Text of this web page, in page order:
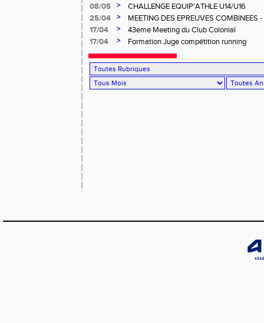
08/05
>
CHALLENGE EQUIP'ATHLE U14/U16
25/04
>
MEETING DES EPREUVES
Salée
17/04 >
43eme Meeting du Club Colonial
17/04
> Formation Juge compétition running